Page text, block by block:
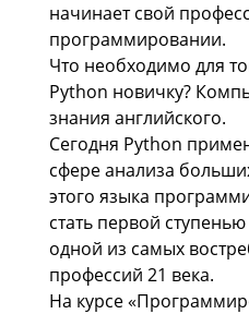
начинает свой
программировании.
Что необходимо для
Python новичку?
знания английского.
Сегодня Python
сфере анализа
этого языка
стать первой
одной из самых
профессий 21 века.
На курсе